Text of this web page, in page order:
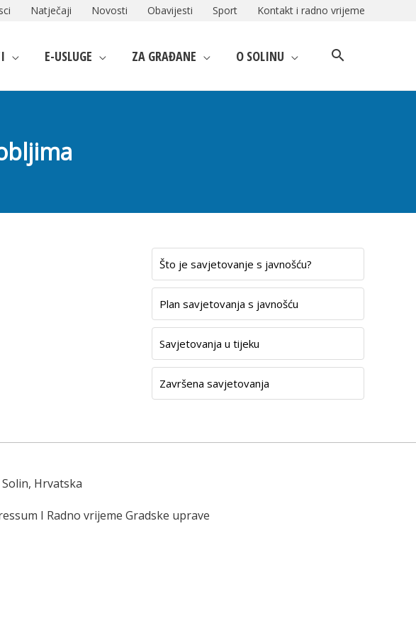
Natječaji Novosti Obavijesti Sport Kontakt i radno vrijeme
E-USLUGE ZA GRAĐANE O SOLINU
Što je savjetovanje s javnošću?
Plan savjetovanja s javnošću
Savjetovanja u tijeku
Završena savjetovanja
Hrvatska
I Radno vrijeme Gradske uprave